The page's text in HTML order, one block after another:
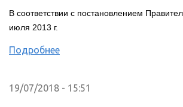
В соответствии с постановлением
июля 2013 г.
Подробнее
19/07/2018 - 15:51